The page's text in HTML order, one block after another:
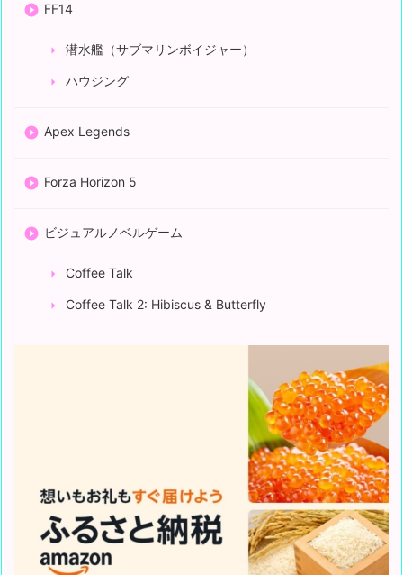
FF14
潜水艦（サブマリンボイジャー）
ハウジング
Apex Legends
Forza Horizon 5
ビジュアルノベルゲーム
Coffee Talk
Coffee Talk 2: Hibiscus & Butterfly